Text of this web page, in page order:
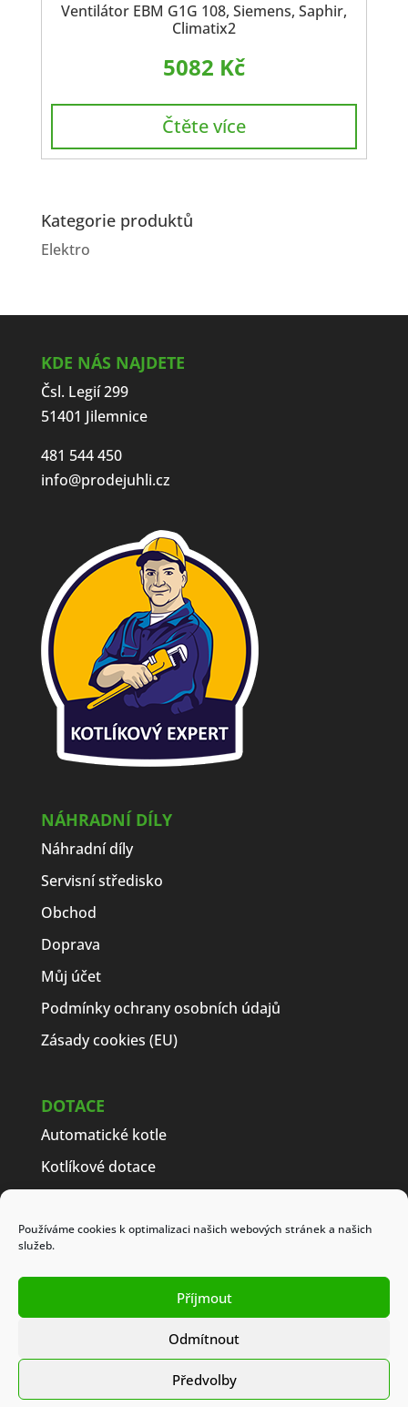
Používáme cookies k optimalizaci našich webových stránek a našich
služeb.
Příjmout
Odmítnout
Předvolby
Ventilátor EBM G1G 108, Siemens, Saphir,
Climatix2
5082 Kč
Čtěte více
Kategorie produktů
Elektro
KDE NÁS NAJDETE
Čsl. Legií 299
51401 Jilemnice
481 544 450
info@prodejuhli.cz
NÁHRADNÍ DÍLY
Náhradní díly
Servisní středisko
Obchod
Doprava
Můj účet
Podmínky ochrany osobních údajů
Zásady cookies (EU)
DOTACE
Automatické kotle
Kotlíkové dotace
Jak získat dotaci
Obchodní podmínky